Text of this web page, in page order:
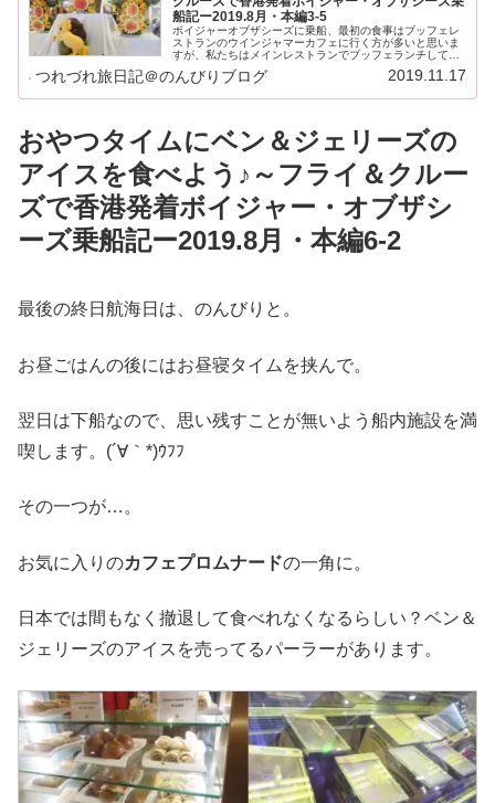
船記ー2019.8月・本編3-5
ボイジャーオブザシーズに乗船、最初の食事はブッフェレ
ストランのウインジャマーカフェに行く方が多いと思いま
すが、私たちはメインレストランでブッフェランチしてみ
つれづれ旅日記＠のんびりブログ 2019.11.17
おやつタイムにベン＆ジェリーズの
アイスを食べよう♪～フライ＆クルー
ズで香港発着ボイジャー・オブザシ
ーズ乗船記ー2019.8月・本編6-2
最後の終日航海日は、のんびりと。
お昼ごはんの後にはお昼寝タイムを挟んで。
翌日は下船なので、思い残すことが無いよう船内施設を満
喫します。(´∀｀*)ｳﾌﾌ
その一つが…。
お気に入りのカフェプロムナードの一角に。
日本では間もなく撤退して食べれなくなるらしい？ベン＆
ジェリーズのアイスを売ってるパーラーがあります。